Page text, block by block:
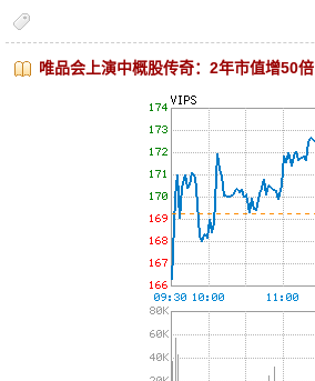
唯品会上演中概股传奇：2年市值增50倍